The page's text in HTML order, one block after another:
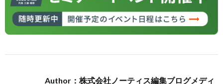
Author：株式会社ノーティス編集ブログメディ